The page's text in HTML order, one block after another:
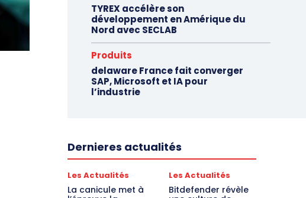
TYREX accélère son
développement en Amérique du
Nord avec SECLAB
Produits
delaware France fait converger
SAP, Microsoft et IA pour
l’industrie
Dernieres actualités
Les Actualités
La canicule met à
Les Actualités
Bitdefender révèle